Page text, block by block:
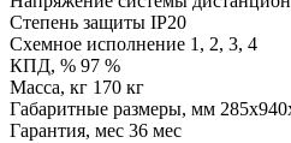
Степень защиты IP20
Схемное исполнение 1, 2, 3, 4
КПД, % 97 %
Масса, кг 170 кг
Габаритные размеры, мм
Гарантия, мес 36 мес